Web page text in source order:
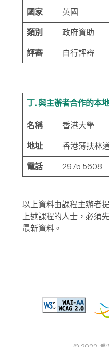
國家
英國
類別
政府資助
評審
自行評審
丁. 與主辦者合作的本
名稱
香港大學
地址
香港薄扶林
電話
2975 5608
以上資料由課程主辦者
上述課程的人士，必須
最新資料。